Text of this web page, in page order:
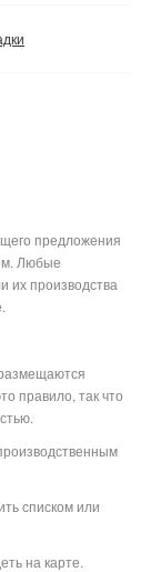
предложения
Любые
их производства
правило, так что
списком или
на карте.